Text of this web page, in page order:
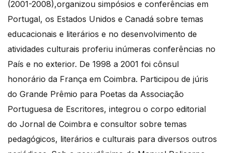
(2001-2008),organizou simpósios e conferências em
Portugal, os Estados Unidos e Canadá sobre temas
educacionais e literários e no desenvolvimento de
atividades culturais proferiu inúmeras conferências no
País e no exterior. De 1998 a 2001 foi cônsul
honorário da França em Coimbra. Participou de júris
do Grande Prêmio para Poetas da Associação
Portuguesa de Escritores, integrou o corpo editorial
do Jornal de Coimbra e consultor sobre temas
pedagógicos, literários e culturais para diversos outros